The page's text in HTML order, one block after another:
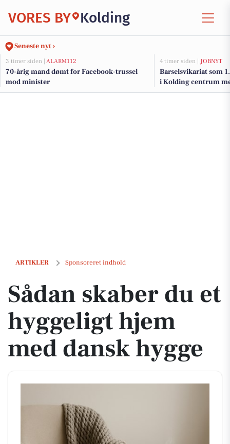
VORES BY Kolding
Seneste nyt ›
3 timer siden | ALARM112
70-årig mand dømt for Facebook-trussel
mod minister
4 timer siden | JOBNYT
Barselsvikariat som
i Kolding centrum
ARTIKLER Sponsoreret indhold
Sådan skaber du et hyggeligt hjem med dansk hygge
Sådan skaber du et
hyggeligt hjem
med dansk hygge